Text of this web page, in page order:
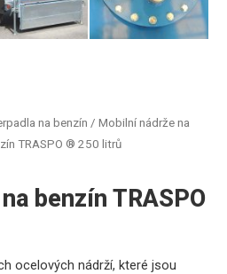
na benzín / Mobilní nádrže na
TRASPO ® 250 litrů
benzín TRASPO
ocelových nádrží, které jsou